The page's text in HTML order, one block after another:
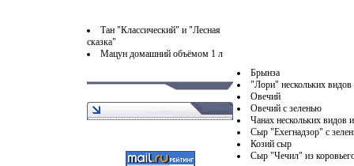
Тан "Классический" и "Лесная
сказка"
Мацун домашний объёмом 1 л
Брынза
"Лори" нескольких
Овечий
Овечий с зеленью
Чанах нескольких видов
Сыр "Ехегнадзор" с
Козий сыр
Сыр "Чечил" из